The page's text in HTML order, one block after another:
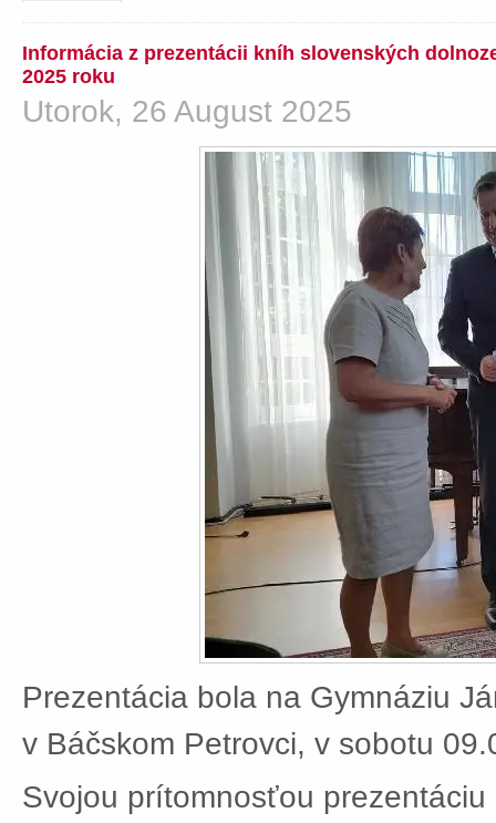
Informácia z prezentácii kníh slovenských
2025 roku
Utorok, 26 August 2025
Prezentácia bola na Gymnáziu
v Báčskom Petrovci, v sobotu
Svojou prítomnosťou